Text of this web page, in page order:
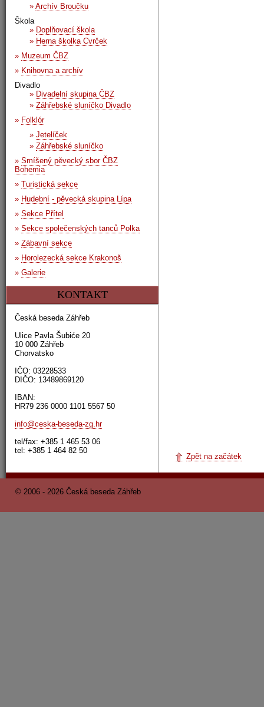
» Archív Broučku
Škola
» Doplňovací škola
» Herna školka Cvrček
» Muzeum ČBZ
» Knihovna a archív
Divadlo
» Divadelní skupina ČBZ
» Záhřebské sluníčko Divadlo
» Folklór
» Jetelíček
» Záhřebské sluníčko
» Smíšený pěvecký sbor ČBZ
Bohemia
» Turistická sekce
» Hudební - pěvecká skupina Lípa
» Sekce Přítel
» Sekce společenských tanců Polka
» Zábavní sekce
» Horolezecká sekce Krakonoš
» Galerie
KONTAKT
Česká beseda Záhřeb
Ulice Pavla Šubiće 20
10 000 Záhřeb
Chorvatsko
IČO: 03228533
DIČO: 13489869120
IBAN:
HR79 236 0000 1101 5567 50
info@ceska-beseda-zg.hr
tel/fax: +385 1 465 53 06
tel: +385 1 464 82 50
Zpět na začátek
© 2006 - 2026 Česká beseda Záhřeb